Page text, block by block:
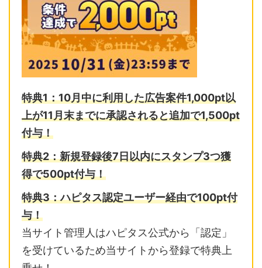
特典1：10月中に利用した広告案件1,000pt以
上が11月末までに承認されると追加で1,500pt
付与！
特典2：新規登録後7日以内にスタンプ3つ獲
得で500pt付与！
特典3：ハピタス認定ユーザー経由で100pt付
与！
当サイト管理人はハピタス公式から「認定」
を受けているため当サイトから登録で特典上